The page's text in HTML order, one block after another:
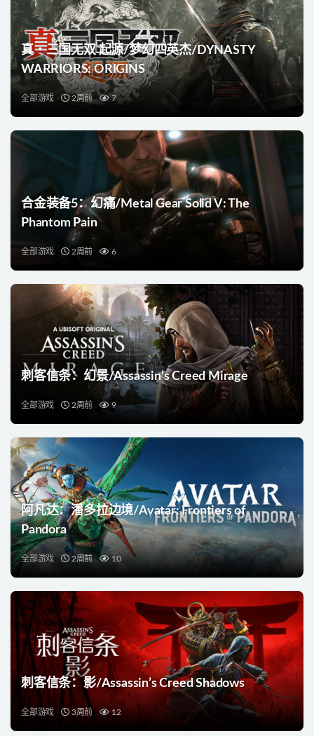
真・三国无双 起源/梦幻四英杰/DYNASTY
WARRIORS: ORIGINS
全部游戏 2周前 7
合金装备5：幻痛/Metal Gear Solid V: The
Phantom Pain
全部游戏 2周前 6
刺客信条：幻景/Assassin’s Creed Mirage
全部游戏 2周前 9
阿凡达：潘多拉边境/Avatar: Frontiers of
Pandora
全部游戏 2周前 10
刺客信条：影/Assassin’s Creed Shadows
全部游戏 3周前 12